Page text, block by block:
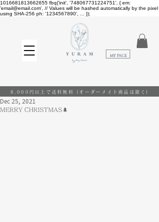
1016681813662655 fbq('init', '748067731224751', { em:
'email@email.com', // Values will be hashed automatically by the pixel
using SHA-256 ph: '1234567890', ... });
​MY PAGE
8,000円以上で送料無料 (オーダーメイド商品は除く)
MERRY CHRISTMAS🌲
Dec 25, 2021